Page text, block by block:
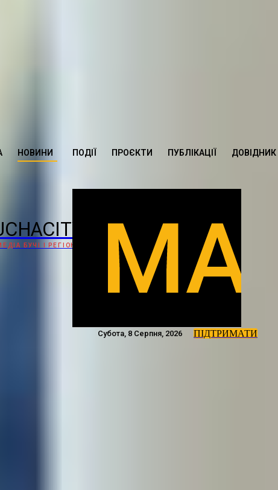
БУЧІ І РЕГІОНУ
НОВИНИ ПОДІЇ ПРОЄКТИ ПУБЛІКАЦІЇ ДОВІДНИК
Субота, 8 Серпня, 2026 ПІДТРИМАТИ